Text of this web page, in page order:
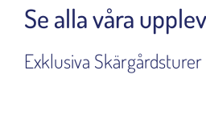
Se alla våra
Exklusiva